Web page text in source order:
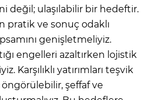
değil; ulaşılabilir bir hedeftir.
pratik ve sonuç odaklı
genişletmeliyiz.
engelleri azaltırken lojistik
Karşılıklı yatırımları teşvik
şeffaf ve